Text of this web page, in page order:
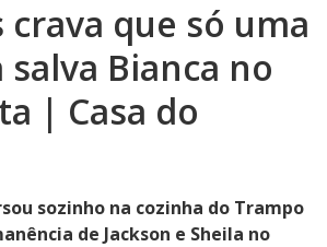
que só uma
Bianca no
| Casa do
sozinho na cozinha do Trampo
de Jackson e Sheila no